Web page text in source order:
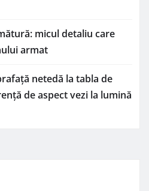
micul detaliu care
armat
netedă la tabla de
de aspect vezi la lumină